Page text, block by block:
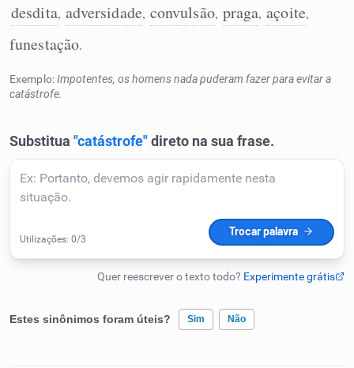
Conexões
desdita, adversidade, convulsão, praga, açoite,
funestação.
Exemplo:Impotentes, os homens nada puderam fazer para evitar a
catástrofe.
Estes sinônimos foram úteis? Sim Não